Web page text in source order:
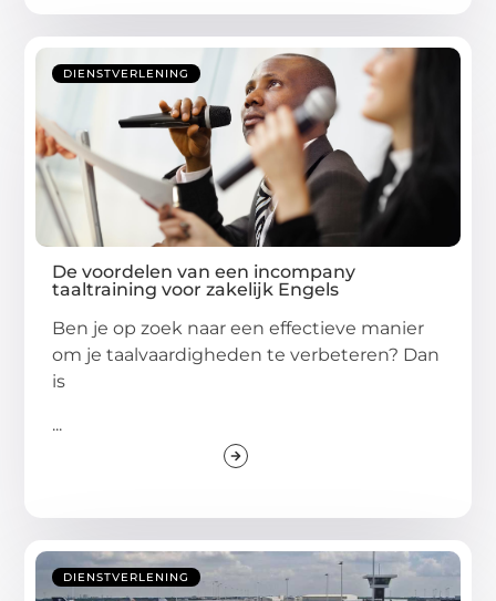
DIENSTVERLENING
De voordelen van een incompany
taaltraining voor zakelijk Engels
Ben je op zoek naar een effectieve manier
om je taalvaardigheden te verbeteren? Dan
is
...
DIENSTVERLENING